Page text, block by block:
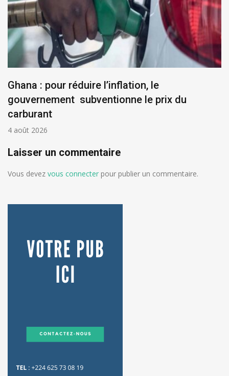
Ghana : pour réduire l’inflation, le
gouvernement subventionne le prix du
carburant
4 août 2026
Laisser un commentaire
Vous devez vous connecter pour publier un commentaire.